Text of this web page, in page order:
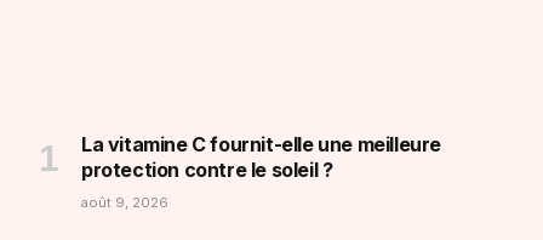
La vitamine C fournit-elle une meilleure
protection contre le soleil ?
août 9, 2026